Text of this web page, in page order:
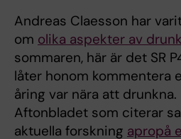
Andreas Claesson har
om olika aspekter av
sommaren, här är det SR
låter honom kommentera
åring var nära att
Aftonbladet som citerar
aktuella forskning apropå